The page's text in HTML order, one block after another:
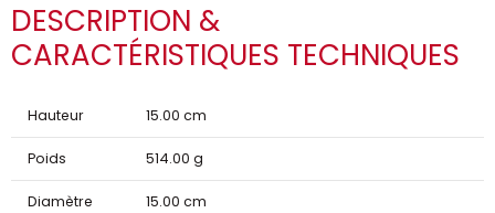
DESCRIPTION &
CARACTÉRISTIQUES TECHNIQUES
Hauteur 15.00 cm
Poids 514.00 g
Diamètre 15.00 cm